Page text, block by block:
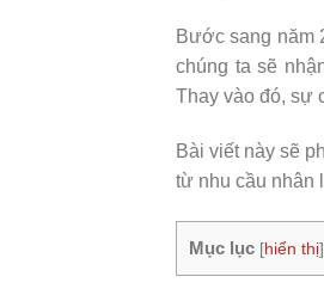
Bước sang năm
chúng ta sẽ
Thay vào đó, sự
Bài viết này sẽ
từ nhu cầu nhân
Mục lục [hiển thị]